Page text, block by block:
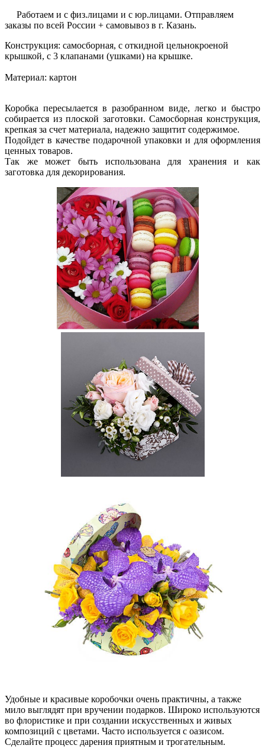
Работаем и с физ.лицами и с юр.лицами. Отправляем
заказы по всей России + самовывоз в г. Казань.
Конструкция: самосборная, с откидной цельнокроеной
крышкой, с 3 клапанами (ушками) на крышке.
Материал: картон
Коробка пересылается в разобранном виде, легко и быстро
собирается из плоской заготовки. Самосборная конструкция,
крепкая за счет материала, надежно защитит содержимое.
Подойдет в качестве подарочной упаковки и для оформления
ценных товаров.
Так же может быть использована для хранения и как
заготовка для декорирования.
Удобные и красивые коробочки очень практичны, а также
мило выглядят при вручении подарков. Широко используются
во флористике и при создании искусственных и живых
композиций с цветами. Часто используется с оазисом.
Сделайте процесс дарения приятным и трогательным.